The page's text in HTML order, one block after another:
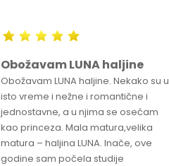
Obožavam LUNA haljine
Obožavam LUNA haljine. Nekako su u
isto vreme i nežne i romantične i
jednostavne, a u njima se osećam
kao princeza. Mala matura,velika
matura – haljina LUNA. Inače, ove
godine sam počela studije